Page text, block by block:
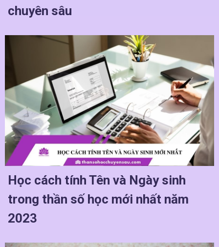
chuyên sâu
Học cách tính Tên và Ngày sinh
trong thần số học mới nhất năm
2023